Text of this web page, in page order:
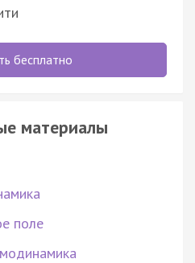
бесплатно
материалы
поле